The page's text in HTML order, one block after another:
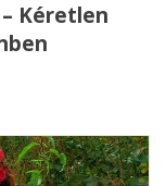
Kéretlen